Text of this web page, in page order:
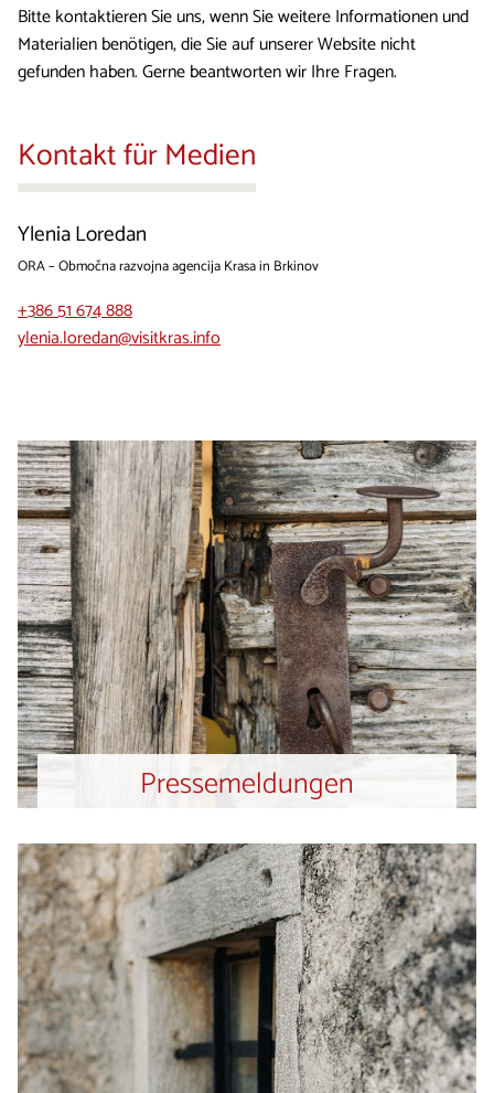
Bitte kontaktieren Sie uns, wenn Sie weitere Informationen und
Materialien benötigen, die Sie auf unserer Website nicht
gefunden haben. Gerne beantworten wir Ihre Fragen.
Kontakt für Medien
Ylenia Loredan
ORA – Območna razvojna agencija Krasa in Brkinov
+386 51 674 888
ylenia.loredan@visitkras.info
Pressemeldungen